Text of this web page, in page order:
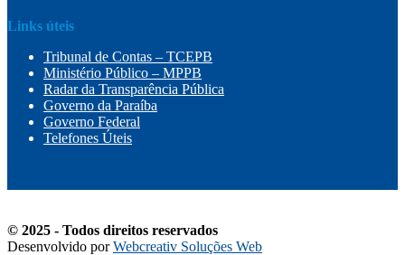
Links úteis
Tribunal de Contas – TCEPB
Ministério Público – MPPB
Radar da Transparência Pública
Governo da Paraíba
Governo Federal
Telefones Úteis
© 2025 - Todos direitos reservados
Desenvolvido porWebcreativ Soluções Web